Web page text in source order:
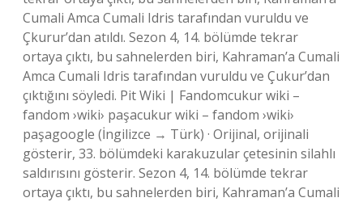
Cumali Amca Cumali Idris tarafından vuruldu ve
Çkurur’dan atıldı. Sezon 4, 14. bölümde tekrar
ortaya çıktı, bu sahnelerden biri, Kahraman’a Cumali
Amca Cumali Idris tarafından vuruldu ve Çukur’dan
çıktığını söyledi. Pit Wiki | Fandomcukur wiki –
fandom ›wiki› paşacukur wiki – fandom ›wiki›
paşagoogle (İngilizce → Türk) · Orijinal, orijinali
gösterir, 33. bölümdeki karakuzular çetesinin silahlı
saldırısını gösterir. Sezon 4, 14. bölümde tekrar
ortaya çıktı, bu sahnelerden biri, Kahraman’a Cumali